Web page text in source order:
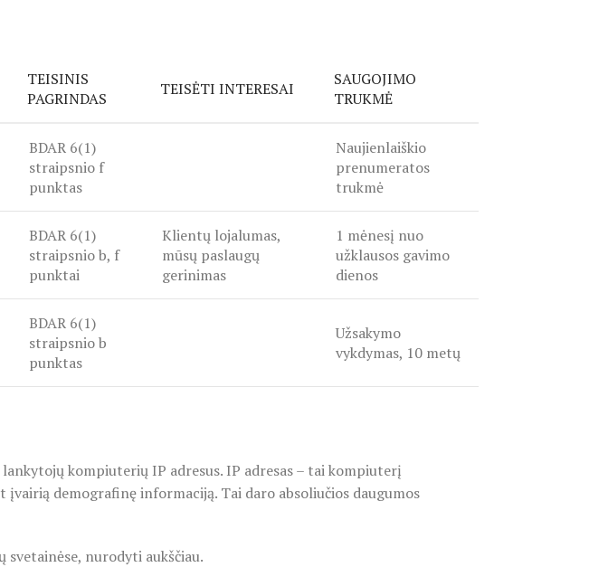
TEISINIS
PAGRINDAS
TEISĖTI INTERESAI
SAUGOJIMO
TRUKMĖ
BDAR 6(1)
straipsnio f
punktas
Naujienlaiškio
prenumeratos
trukmė
BDAR 6(1)
straipsnio b, f
punktai
Klientų lojalumas,
mūsų paslaugų
gerinimas
1 mėnesį nuo
užklausos gavimo
dienos
BDAR 6(1)
straipsnio b
punktas
Užsakymo
vykdymas, 10 metų
kompiuterių IP adresus. IP adresas – tai kompiuterį
demografinę informaciją. Tai daro absoliučios daugumos
svetainėse, nurodyti aukščiau.